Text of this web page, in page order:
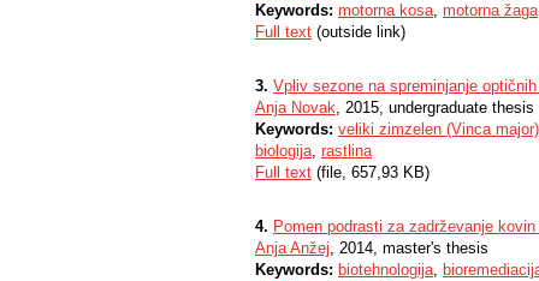
Keywords: motorna kosa, motorna žaga
Full text (outside link)
3. Vpliv sezone na spreminjanje
Anja Novak, 2015, undergraduate thesis
Keywords: veliki zimzelen (Vinca major)
biologija, rastlina
Full text (file, 657,93 KB)
4. Pomen podrasti za zadrževanje
Anja Anžej, 2014, master's thesis
Keywords: biotehnologija,